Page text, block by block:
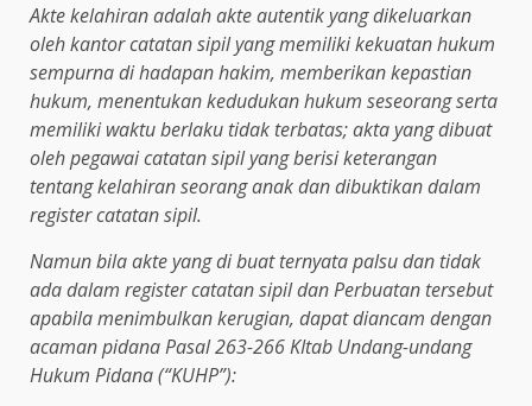
Akte kelahiran adalahakte autentik yang dikeluarkan
oleh kantor catatan sipil yang memiliki kekuatan hukum
sempurna di hadapan hakim, memberikan kepastian
hukum, menentukan kedudukan hukum seseorang serta
memiliki waktu berlaku tidak terbatas; akta yang dibuat
oleh pegawai catatan sipil yang berisi keterangan
tentang kelahiran seorang anak dan dibuktikan dalam
register catatan sipil.
Namun bila akte yang di buat ternyata palsu dan tidak
ada dalam register catatan sipil danPerbuatan tersebut
apabila menimbulkan kerugian, dapat diancam dengan
acaman pidana Pasal 263-266 KItab Undang-undang
Hukum Pidana(“KUHP”):